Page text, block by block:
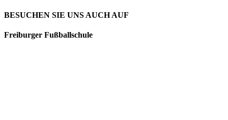
BESUCHEN SIE UNS AUCH AUF
Freiburger Fußballschule